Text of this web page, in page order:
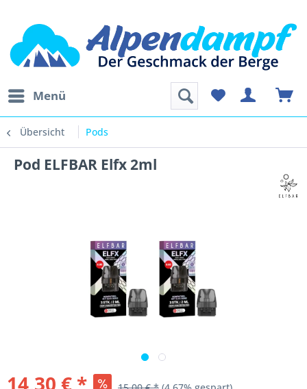
Menü
Übersicht Pods
Pod ELFBAR Elfx 2ml
14,30 € *